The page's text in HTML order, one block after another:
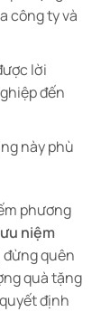
công ty và
lời
đến
này phù
phương
niệm
đừng quên
quà tặng
định